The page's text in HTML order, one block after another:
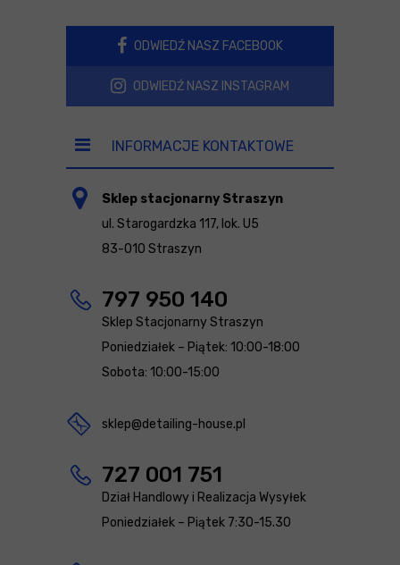
ODWIEDŹ NASZ FACEBOOK
ODWIEDŹ NASZ INSTAGRAM
INFORMACJE KONTAKTOWE
Sklep stacjonarny Straszyn
ul. Starogardzka 117, lok. U5
83-010 Straszyn
797 950 140
Sklep Stacjonarny Straszyn
Poniedziałek – Piątek: 10:00-18:00
Sobota: 10:00-15:00
sklep@detailing-house.pl
727 001 751
Dział Handlowy i Realizacja Wysyłek
Poniedziałek – Piątek 7:30-15.30